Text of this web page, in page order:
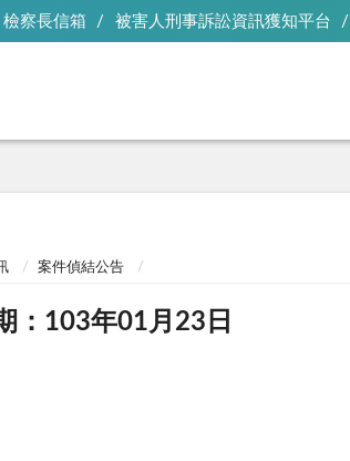
檢察長信箱 被害人刑事訴訟資訊獲知平台
案件偵結公告
：103年01月23日